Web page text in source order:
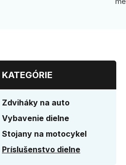
KATEGÓRIE
Zdviháky na auto
Vybavenie dielne
Stojany na motocykel
Príslušenstvo dielne